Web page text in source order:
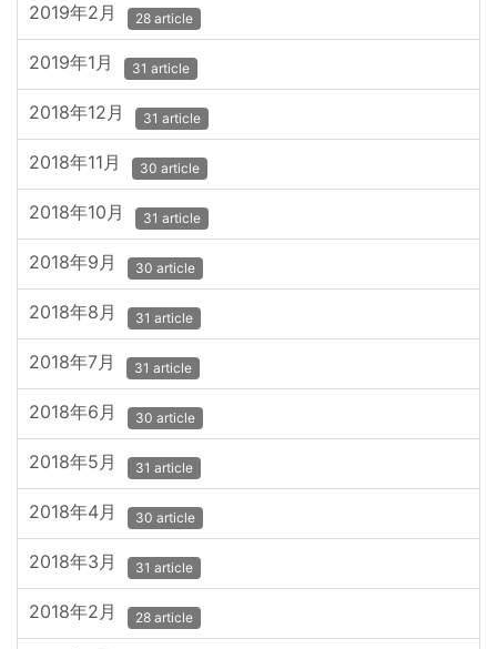
2019年2月 28 article
2019年1月 31 article
2018年12月 31 article
2018年11月 30 article
2018年10月 31 article
2018年9月 30 article
2018年8月 31 article
2018年7月 31 article
2018年6月 30 article
2018年5月 31 article
2018年4月 30 article
2018年3月 31 article
2018年2月 28 article